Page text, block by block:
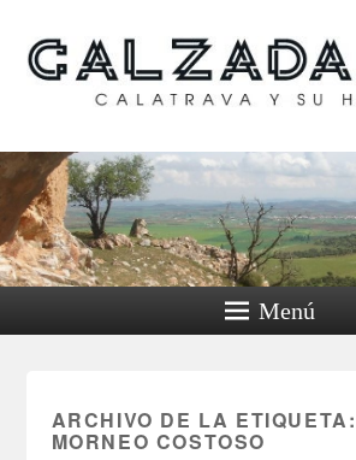
Calzada de
su
Menú
ARCHIVO DE LA ETIQUETA:
MORNEO COSTOSO